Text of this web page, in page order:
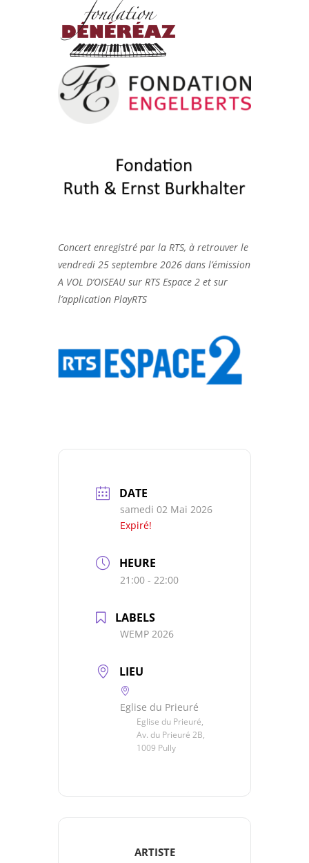
Concert enregistré par la RTS, à retrouver le
vendredi 25 septembre 2026 dans l’émission
A VOL D’OISEAU sur RTS Espace 2 et sur
l’application PlayRTS
DATE
samedi 02 Mai 2026
Expiré!
HEURE
21:00 - 22:00
LABELS
WEMP 2026
LIEU
Eglise du Prieuré
Eglise du Prieuré,
Av. du Prieuré 2B,
1009 Pully
ARTISTE